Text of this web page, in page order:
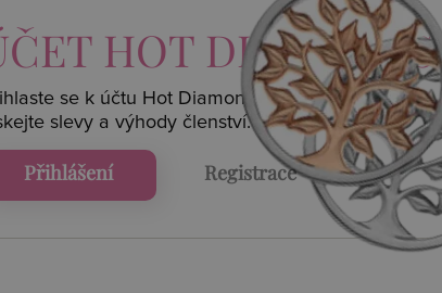
HOT DIAMONDS
se k účtu Hot Diamonds a
slevy a výhody členství.
Přihlášení Registrace